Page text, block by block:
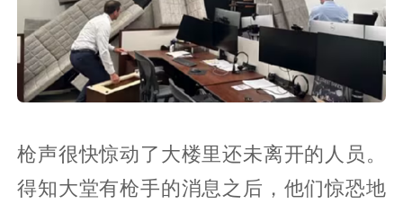
枪声很快惊动了大楼里还未离开的人员。
得知大堂有枪手的消息之后，他们惊恐地